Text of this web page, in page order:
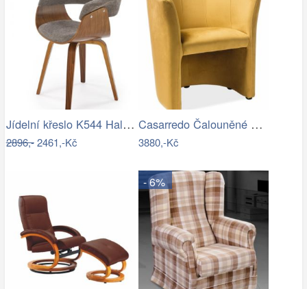
Jídelní křeslo K544 Halmar
2896,-2461,-Kč
Casarredo Čalouněné křeslo TM-1 VELVET…
3880,-Kč
- 6%